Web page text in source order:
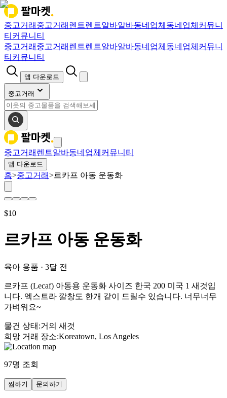
중고거래 중고거래 렌트렌트알바알바동네업체 동네업체 커뮤니
티 커뮤니티
중고거래 중고거래 렌트렌트알바알바동네업체 동네업체 커뮤니
티 커뮤니티
앱 다운로드
중고거래
중고거래 렌트알바동네업체 커뮤니티
앱 다운로드
홈>중고거래>르카프 아동 운동화
$10
르카프 아동 운동화
육아 용품 · 3달 전
르카프 (Lecaf) 아동용 운동화 사이즈 한국 200 미국 1 새것입
니다. 엑스트라 깔창도 한개 같이 드릴수 있습니다. 너무너무
가벼워요~
물건 상태 :거의 새것
희망 거래 장소:Koreatown, Los Angeles
97명 조회
찜하기 문의하기